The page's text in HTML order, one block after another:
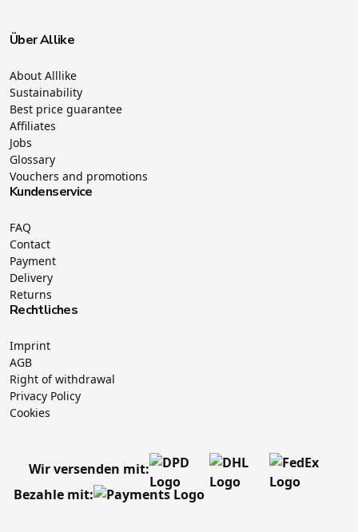
Über Allike
About Alllike
Sustainability
Best price guarantee
Affiliates
Jobs
Glossary
Vouchers and promotions
Kundenservice
FAQ
Contact
Payment
Delivery
Returns
Rechtliches
Imprint
AGB
Right of withdrawal
Privacy Policy
Cookies
Wir versenden mit:
Bezahle mit: